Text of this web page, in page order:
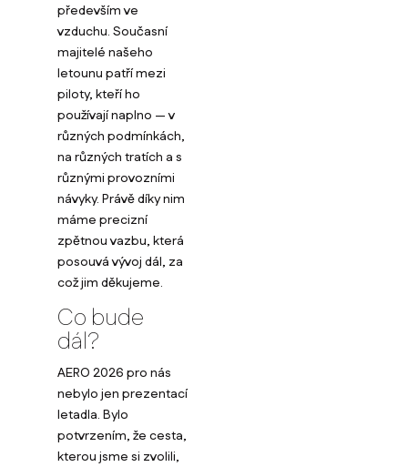
především ve
vzduchu. Současní
majitelé našeho
letounu patří mezi
piloty, kteří ho
používají naplno — v
různých podmínkách,
na různých tratích a s
různými provozními
návyky. Právě díky nim
máme precizní
zpětnou vazbu, která
posouvá vývoj dál, za
což jim děkujeme.
Co bude
dál?
AERO 2026 pro nás
nebylo jen prezentací
letadla. Bylo
potvrzením, že cesta,
kterou jsme si zvolili,